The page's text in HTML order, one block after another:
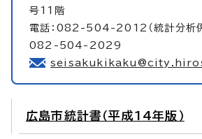
号11階
電話：082-504-2012（統計分析
082-504-2029
広島市統計書（平成14年版）